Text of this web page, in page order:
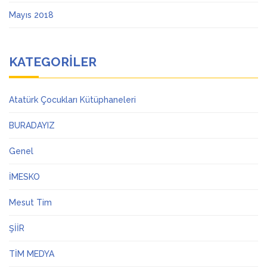
Mayıs 2018
KATEGORILER
Atatürk Çocukları Kütüphaneleri
BURADAYIZ
Genel
İMESKO
Mesut Tim
ŞİİR
TİM MEDYA